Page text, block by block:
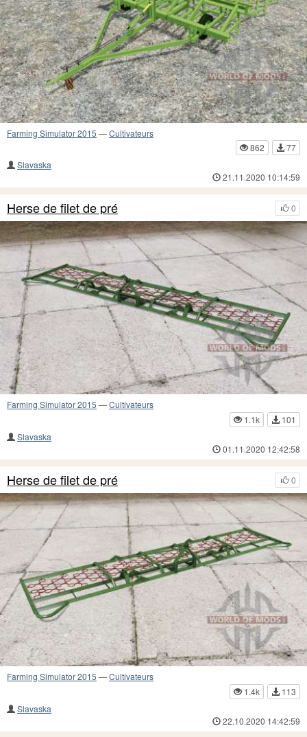
Farming Simulator 2015 —Cultivateurs
862
77
Slavaska
21.11.2020 10:14:59
0
Herse de filet de pré
Farming Simulator 2015 —Cultivateurs
1.1k
101
Slavaska
01.11.2020 12:42:58
0
Herse de filet de pré
Farming Simulator 2015 —Cultivateurs
1.4k
113
Slavaska
22.10.2020 14:42:59